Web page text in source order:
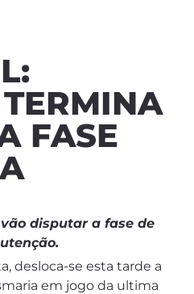
FASE
disputar a fase de
desloca-se esta tarde a
em jogo da ultima